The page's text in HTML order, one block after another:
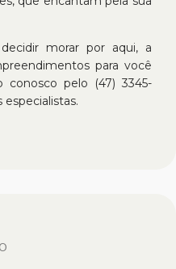
morar por aqui, a
para você
pelo (47) 3345-